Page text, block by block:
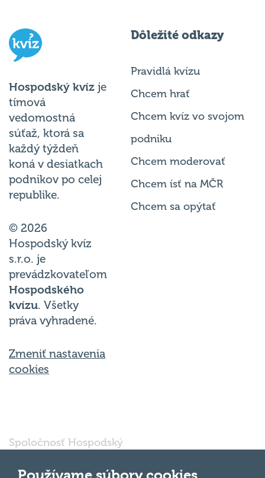
Hospodský kvíz je
tímová
vedomostná
súťaž, ktorá sa
každý týždeň
koná v desiatkach
podnikov po celej
republike.
© 2026
Hospodský kvíz
s.r.o. je
prevádzkovateľom
Hospodského
kvízu. Všetky
práva vyhradené.
Zmeniť nastavenia
cookies
Dôležité odkazy
Pravidlá kvízu
Chcem hrať
Chcem kvíz vo svojom
podniku
Chcem moderovať
Chcem ísť na MČR
Chcem sa opýtať
Spoločnosť Hospodský
sídlom Svätoplukova